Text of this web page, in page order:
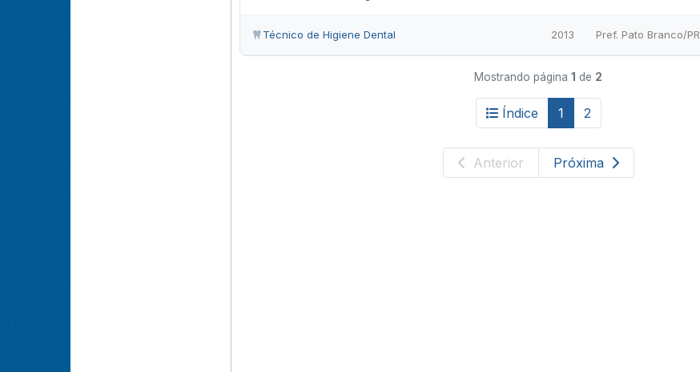
Técnico de Higiene Dental 2013 Pref. Pato Branco/PR
Mostrando página 1 de 2
Índice 1 2
Anterior Próxima